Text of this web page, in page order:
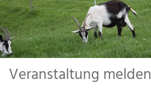
Veranstaltung melden